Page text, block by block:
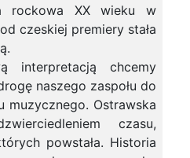
rockowa XX wieku w
czeskiej premiery stała
interpretacją chcemy
naszego zaspołu do
muzycznego. Ostrawska
czasu,
powstała. Historia